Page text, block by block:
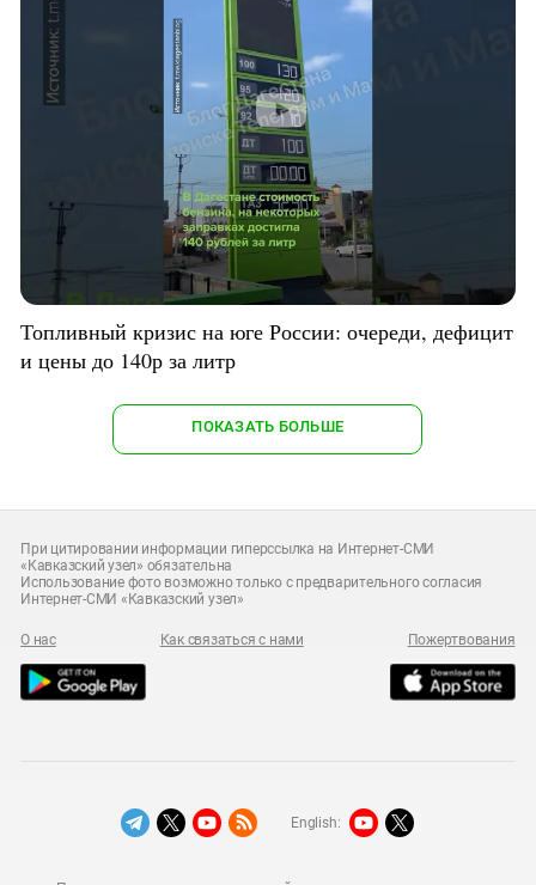
Топливный кризис на юге России: очереди, дефицит
и цены до 140р за литр
ПОКАЗАТЬ БОЛЬШЕ
При цитировании информации гиперссылка на Интернет-СМИ
«Кавказский узел» обязательна
Использование фото возможно только с предварительного согласия
Интернет-СМИ «Кавказский узел»
О нас Как связаться с нами Пожертвования
English: